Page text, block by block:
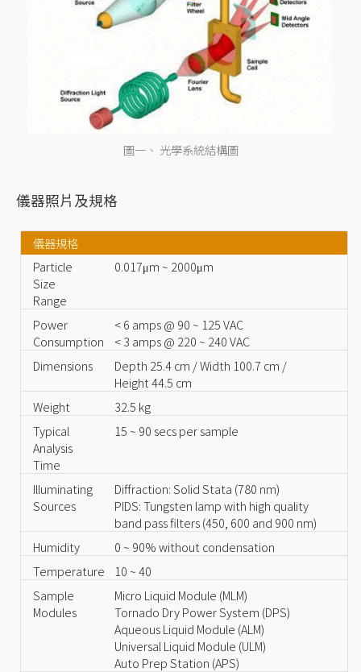
圖一、 光學系統結構圖
儀器照片及規格
儀器規格
Particle
Size
Range
0.017μm ~ 2000μm
Power
Consumption
< 6 amps @ 90 ~ 125 VAC
< 3 amps @ 220 ~ 240 VAC
Dimensions
Depth 25.4 cm / Width 100.7 cm /
Height 44.5 cm
Weight
32.5 kg
Typical
Analysis
Time
15 ~ 90 secs per sample
Illuminating
Sources
Diffraction: Solid Stata (780 nm)
PIDS: Tungsten lamp with high quality
band pass filters (450, 600 and 900 nm)
Humidity
0 ~ 90% without condensation
Temperature
10 ~ 40
Sample
Modules
Micro Liquid Module (MLM)
Tornado Dry Power System (DPS)
Aqueous Liquid Module (ALM)
Universal Liquid Module (ULM)
Auto Prep Station (APS)